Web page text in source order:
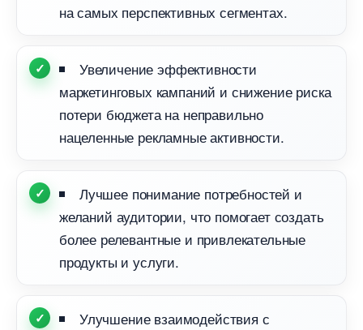
на самых перспективных сегментах.
Увеличение эффективности
маркетинговых кампаний и снижение риска
потери бюджета на неправильно
нацеленные рекламные активности.
Лучшее понимание потребностей и
желаний аудитории, что помогает создать
олее релевантные и привлекательные
продукты и услуги.
Улучшение взаимодействия с